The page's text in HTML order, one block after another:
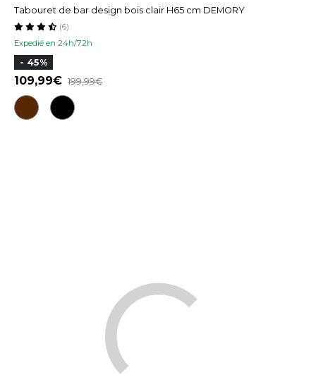
Tabouret de bar design bois clair H65 cm DEMORY
Expedié en 24h/72h
(6)
- 45%
109,99 199,99